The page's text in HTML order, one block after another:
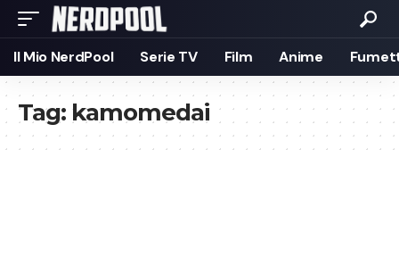
Il Mio NerdPool Serie TV Film Anime
Tag: kamomedai